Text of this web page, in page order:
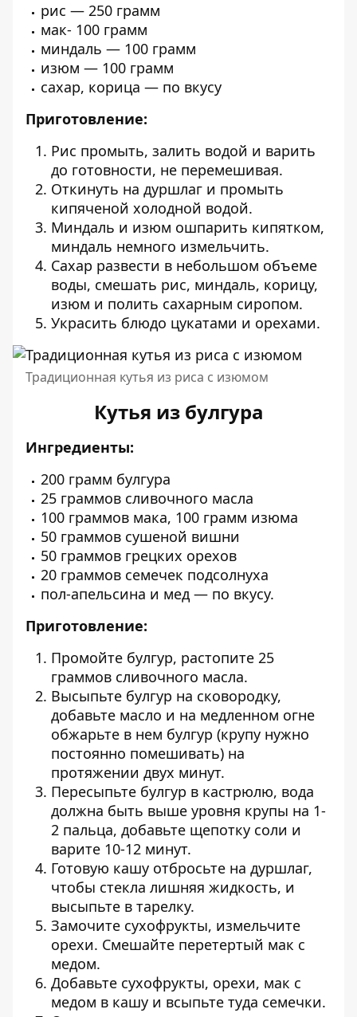
рис — 250 грамм
мак- 100 грамм
миндаль — 100 грамм
изюм — 100 грамм
cахар, корица — по вкусу
Приготовление:
Рис промыть, залить водой и варить
до готовности, не перемешивая.
Откинуть на дуршлаг и промыть
кипяченой холодной водой.
Миндаль и изюм ошпарить кипятком,
миндаль немного измельчить.
Сахар развести в небольшом объеме
воды, смешать рис, миндаль, корицу,
изюм и полить сахарным сиропом.
Украсить блюдо цукатами и орехами.
Традиционная кутья из риса с изюмом
Кутья из булгура
Ингредиенты:
200 грамм булгура
25 граммов сливочного масла
100 граммов мака, 100 грамм изюма
50 граммов сушеной вишни
50 граммов грецких орехов
20 граммов семечек подсолнуха
пол-апельсина и мед — по вкусу.
Приготовление:
Промойте булгур, растопите 25
граммов сливочного масла.
Высыпьте булгур на сковородку,
добавьте масло и на медленном огне
обжарьте в нем булгур (крупу нужно
постоянно помешивать) на
протяжении двух минут.
Пересыпьте булгур в кастрюлю, вода
должна быть выше уровня крупы на 1-
2 пальца, добавьте щепотку соли и
варите 10-12 минут.
Готовую кашу отбросьте на дуршлаг,
чтобы стекла лишняя жидкость, и
высыпьте в тарелку.
Замочите сухофрукты, измельчите
орехи. Смешайте перетертый мак с
медом.
Добавьте сухофрукты, орехи, мак с
медом в кашу и всыпьте туда семечки.